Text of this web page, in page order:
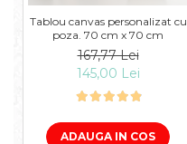
Tablou canvas personalizat cu
poza. 70 cm x 70 cm
167,77 Lei
145,00 Lei
ADAUGA IN COS